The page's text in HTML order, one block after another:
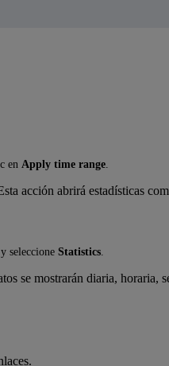
en Apply time range
acción abrirá estadísticas
seleccione Statistics
se mostrarán diaria, horaria,